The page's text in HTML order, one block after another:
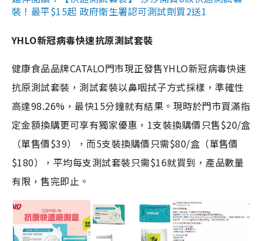
裝！最平$15起 政府衛生署認可測試劑買2送1
YHLO新冠病毒快速抗原測試套裝
健康食品品牌CATALO門市現正發售YHLO新冠病毒快速
抗原測試套裝，測試套裝以鼻咽拭子方式採樣，準確性
高達98.26%，最快15分鐘就有結果。現時於門市買滿指
定金額換購更可享有獨家優惠，1支裝換購價只售$20/盒
（單售價$39），而5支裝換購價只需$80/盒（單售價
$180），平均每支測試套裝只需$16就買到，產品數量
有限，售完即止。